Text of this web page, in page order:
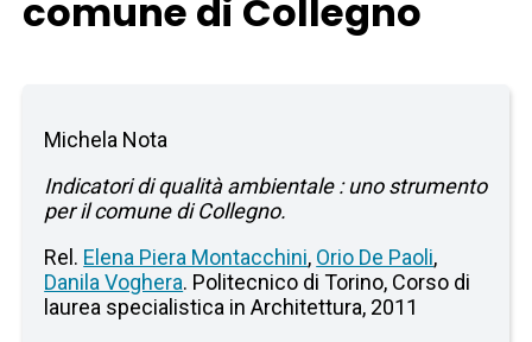
comune di Collegno
Michela Nota
Indicatori di qualità ambientale : uno strumento
per il comune di Collegno.
Rel. Elena Piera Montacchini, Orio De Paoli,
Danila Voghera. Politecnico di Torino, Corso di
laurea specialistica in Architettura, 2011